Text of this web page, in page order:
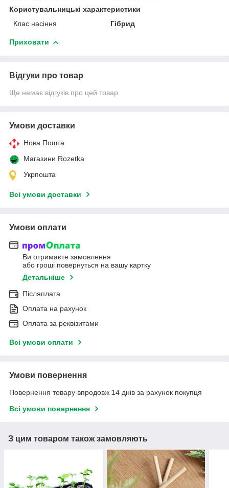
Користувальницькі характеристики
Клас насіння
Гібрид
Приховати
Відгуки про товар
Ще немає відгуків про цей товар
Умови доставки
Нова Пошта
Магазини Rozetka
Укрпошта
Всі умови доставки
Умови оплати
Ви отримаєте замовлення
або гроші повернуться на вашу картку
Детальніше
Післяплата
Оплата на рахунок
Оплата за реквізитами
Всі умови оплати
Умови повернення
Повернення товару впродовж 14 днів за рахунок покупця
Всі умови повернення
З цим товаром також замовляють